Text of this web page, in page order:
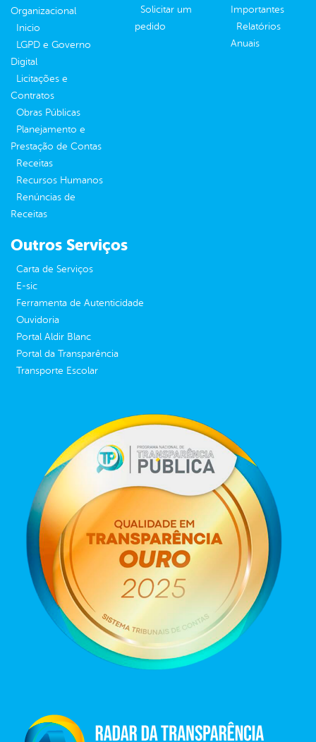
Organizacional
Inicio
LGPD e Governo
Digital
Licitações e
Contratos
Obras Públicas
Planejamento e
Prestação de Contas
Receitas
Recursos Humanos
Renúncias de
Receitas
Solicitar um
pedido
Importantes
Relatórios
Anuais
Outros Serviços
Carta de Serviços
E-sic
Ferramenta de Autenticidade
Ouvidoria
Portal Aldir Blanc
Portal da Transparência
Transporte Escolar